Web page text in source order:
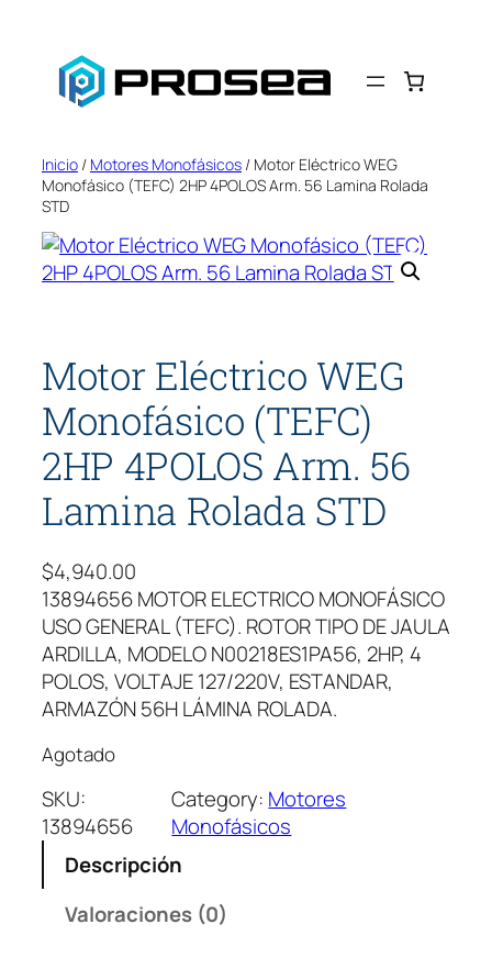
contenido
Inicio / Motores Monofásicos / Motor Eléctrico WEG
Monofásico (TEFC) 2HP 4POLOS Arm. 56 Lamina Rolada
STD
Motor Eléctrico WEG
Monofásico (TEFC)
2HP 4POLOS Arm. 56
Lamina Rolada STD
$4,940.00
13894656 MOTOR ELECTRICO MONOFÁSICO
USO GENERAL (TEFC). ROTOR TIPO DE JAULA
ARDILLA, MODELO N00218ES1PA56, 2HP, 4
POLOS, VOLTAJE 127/220V, ESTANDAR,
ARMAZÓN 56H LÁMINA ROLADA.
Agotado
SKU:
13894656
Category: Motores
Monofásicos
Descripción
Valoraciones (0)